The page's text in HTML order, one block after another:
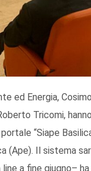
ed Energia,
Tricomi,
“Siape
(Ape). Il sistema
line a fine giugno–